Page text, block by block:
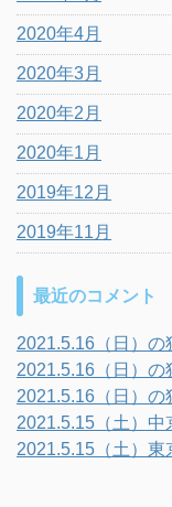
2020年4月
2020年3月
2020年2月
2020年1月
2019年12月
2019年11月
最近のコメント
2021.5.16（日）の
2021.5.16（日）の
2021.5.16（日）の
2021.5.15（土）
2021.5.15（土）東